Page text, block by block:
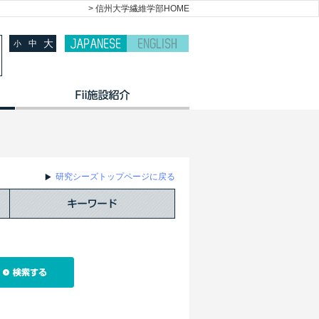
> 信州大学繊維学部HOME
小 中 大
研究シーズトップページに戻る